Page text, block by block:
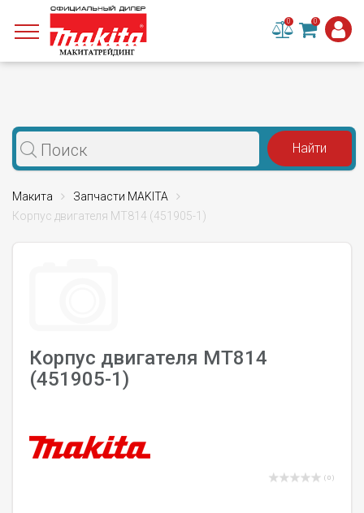
0 0
Макита
Запчасти MAKITA
Корпус двигателя MT814 (451905-1)
Корпус двигателя MT814
(451905-1)
( 0 )